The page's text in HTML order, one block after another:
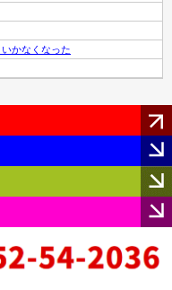
かなくなった